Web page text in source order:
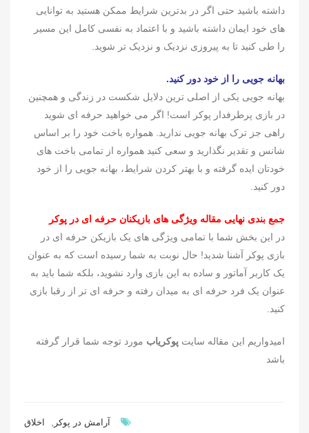
داشته باشید حتی اگر در بدترین شرایط ممکن هستید به توانایی
های خود ایمان داشته باشید و با اعتماد به نفسی کامل این مسیر
را طی کنید تا به پیروزی نزدیک و نزدیک تر شوید.
بهانه جویی را از خود دور کنید.
بهانه جویی یکی از اصلی ترین دلایل شکست در زندگی و همچنین
در بازی پرطرفدار پوکر است! اگر می خواهید حرفه ای شوید
راهی جز ترک بهانه جویی ندارید. همواره باخت خود را بر اساس
شانس و تقدیر نگذارید و سعی کنید همواره از تمامی باخت های
خودتان ایده گرفته و با بهتر کردن شرایط، بهانه جویی را از خود
دور کنید.
جمع بندی نهایی مقاله ویژگی های بازیکنان حرفه ای در پوکر
در این بخش شما با تمامی ویژگی های یک بازیکن حرفه ای در
بازی پوکر آشنا شدید! حال نوبت به شما رسیده است که به عنوان
یک کاربر آماتور و ساده به این بازی وارد نشوید، بلکه شما باید به
عنوان یک فرد حرفه ای به میدان رفته و حرفه ای تر از رقبا بازی
کنید.
امیدواریم این مقاله سایت پوکریاب مورد توجه شما قرار گرفته
باشد
آرامش در پوکر
اخلاق